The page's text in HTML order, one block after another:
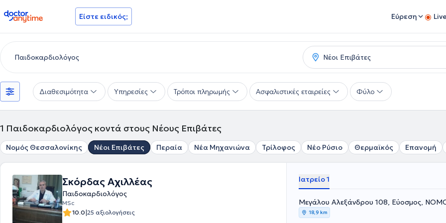
doctoranytime Είστε ειδικός; Εύρεση
Διαθεσιμότητα Υπηρεσίες Τρόποι πληρωμής Ασφαλιστικές εταιρείες Φύλο
1 Παιδοκαρδιολόγος κοντά στους Νέους Επιβάτες
Νομός Θεσσαλονίκης Νέοι Επιβάτες Περαία Νέα Μηχανιώνα Τρίλοφος Νέο Ρύσιο Θερμαϊκός Επανομή
Σκόρδας Αχιλλέας
Παιδοκαρδιολόγος
MSc
10.0|25 αξιολογήσεις
Ιατρείο 1
Μεγάλου Αλεξάνδρου 108, Εύοσμος,
18,9 km